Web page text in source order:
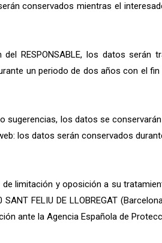
conservados mientras el
RESPONSABLE, los datos serán
un periodo de dos años con el
sugerencias, los datos se
los datos serán conservados
limitación y oposición a su
FELIU DE LLOBREGAT
ante la Agencia Española de